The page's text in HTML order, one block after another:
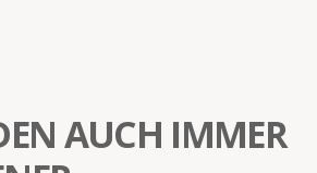
AUCH IMMER